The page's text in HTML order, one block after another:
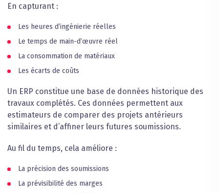
En capturant :
Les heures d’ingénierie réelles
Le temps de main-d’œuvre réel
La consommation de matériaux
Les écarts de coûts
Un ERP constitue une base de données historique des
travaux complétés. Ces données permettent aux
estimateurs de comparer des projets antérieurs
similaires et d’affiner leurs futures soumissions.
Au fil du temps, cela améliore :
La précision des soumissions
La prévisibilité des marges